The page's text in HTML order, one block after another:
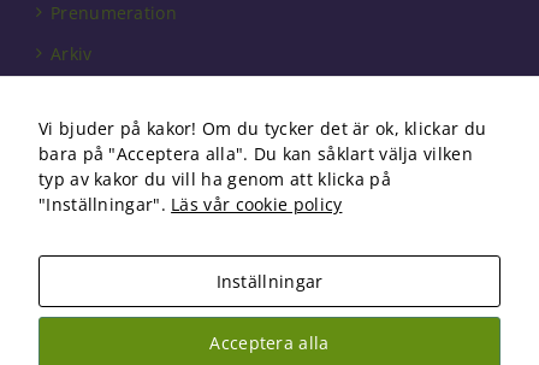
Prenumeration
Arkiv
Förbundet
Om cookies
Copyright 2026 Fysioterapi | All Rights Reserved
Vi bjuder på kakor! Om du tycker det är ok, klickar du
bara på "Acceptera alla". Du kan såklart välja vilken
typ av kakor du vill ha genom att klicka på
"Inställningar". Läs vår cookie policy
Inställningar
Acceptera alla
funktionalitet
och
uppbyggnad,
baserat på
hemsidan
används.
Upplevelse